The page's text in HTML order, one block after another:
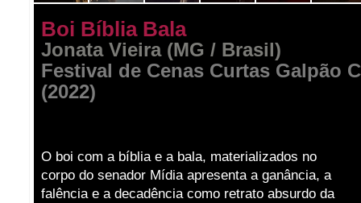
Boi Bíblia Bala
Jonata Vieira (MG / Brasil)
Festival de Cenas Curtas Galpão
(2022)
O boi com a bíblia e a bala, materializados no
corpo do senador Mídia apresenta a ganância, a
falência e a decadência como retrato absurdo da